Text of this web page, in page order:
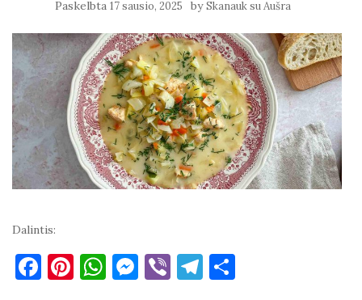
Paskelbta 17 sausio, 2025 bySkanauk su Aušra
Dalintis:
F Pi W M Vi T